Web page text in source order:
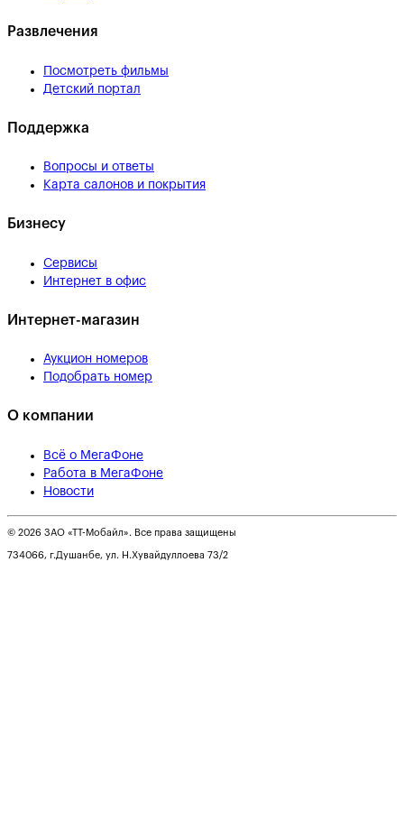
Развлечения
Посмотреть фильмы
Детский портал
Поддержка
Вопросы и ответы
Карта салонов и покрытия
Бизнесу
Сервисы
Интернет в офис
Интернет-магазин
Аукцион номеров
Подобрать номер
О компании
Всё о МегаФоне
Работа в МегаФоне
Новости
© 2026 ЗАО «ТТ-Мобайл». Все права защищены
734066, г.Душанбе, ул. Н.Хувайдуллоева 73/2